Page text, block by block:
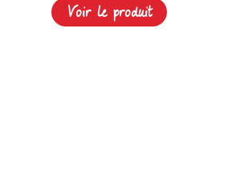
Voir le produit